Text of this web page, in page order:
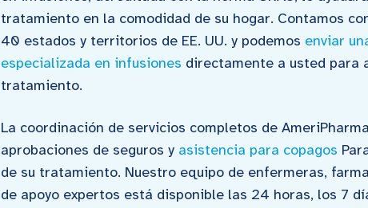
tratamiento en la comodidad de su hogar. Contamos
40 estados y territorios de EE. UU. y podemos enviar
especializada en infusiones directamente a usted para
tratamiento.
La coordinación de servicios completos de
aprobaciones de seguros y asistencia para copagos
de su tratamiento. Nuestro equipo de enfermeras,
de apoyo expertos está disponible las 24 horas, los 7